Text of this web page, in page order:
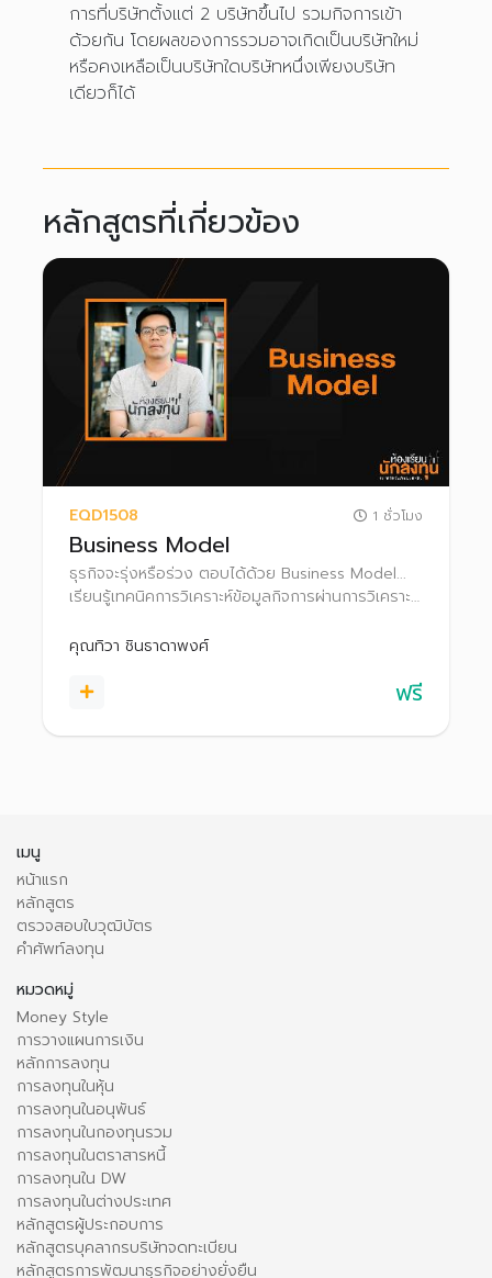
การที่บริษัทตั้งแต่ 2 บริษัทขึ้นไป รวมกิจการเข้า
ด้วยกัน โดยผลของการรวมอาจเกิดเป็นบริษัทใหม่
หรือคงเหลือเป็นบริษัทใดบริษัทหนึ่งเพียงบริษัท
เดียวก็ได้
หลักสูตรที่เกี่ยวข้อง
EQD1508 1 ชั่วโมง
Business Model
ธุรกิจจะรุ่งหรือร่วง ตอบได้ด้วย Business Model...
เรียนรู้เทคนิคการวิเคราะห์ข้อมูลกิจการผ่านการวิเคราะห์
กิจการในอนาคตก่อนตัดสินใจลงทุน
คุณทิวา ชินธาดาพงศ์
ฟรี
เมนู
หน้าแรก
หลักสูตร
ตรวจสอบใบวุฒิบัตร
คำศัพท์ลงทุน
หมวดหมู่
Money Style
การวางแผนการเงิน
หลักการลงทุน
การลงทุนในหุ้น
การลงทุนในอนุพันธ์
การลงทุนในกองทุนรวม
การลงทุนในตราสารหนี้
การลงทุนใน DW
การลงทุนในต่างประเทศ
หลักสูตรผู้ประกอบการ
หลักสูตรบุคลากรบริษัทจดทะเบียน
หลักสูตรการพัฒนาธุรกิจอย่างยั่งยืน